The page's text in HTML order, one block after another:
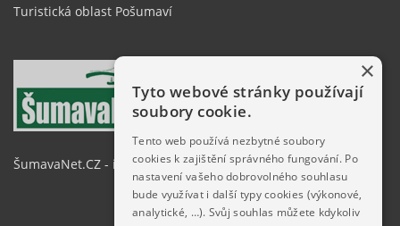
Turistická oblast Pošumaví
ŠumavaNet.CZ - informace o regionu
×
Tyto webové stránky používají
soubory cookie.
Tento web používá nezbytné soubory
cookies k zajištění správného fungování. Po
nastavení vašeho dobrovolného souhlasu
bude využívat i další typy cookies (výkonové,
analytické, …). Svůj souhlas můžete kdykoliv